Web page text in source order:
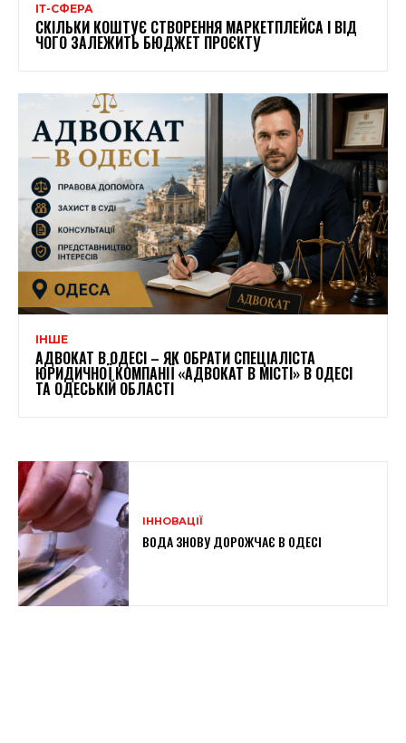
ІТ-СФЕРА
СКІЛЬКИ КОШТУЄ СТВОРЕННЯ МАРКЕТПЛЕЙСА І ВІД
ЧОГО ЗАЛЕЖИТЬ БЮДЖЕТ ПРОЄКТУ
ІНШЕ
АДВОКАТ В ОДЕСІ – ЯК ОБРАТИ СПЕЦІАЛІСТА
ЮРИДИЧНОЇ КОМПАНІЇ «АДВОКАТ В МІСТІ» В ОДЕСІ
ТА ОДЕСЬКІЙ ОБЛАСТІ
ІННОВАЦІЇ
ВОДА ЗНОВУ ДОРОЖЧАЄ В ОДЕСІ